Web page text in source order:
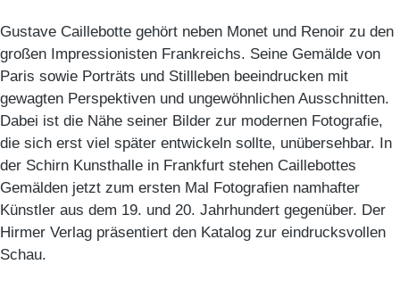
Gustave Caillebotte gehört neben Monet und Renoir zu den
großen Impressionisten Frankreichs. Seine Gemälde von
Paris sowie Porträts und Stillleben beeindrucken mit
gewagten Perspektiven und ungewöhnlichen Ausschnitten.
Dabei ist die Nähe seiner Bilder zur modernen Fotografie,
die sich erst viel später entwickeln sollte, unübersehbar. In
der Schirn Kunsthalle in Frankfurt stehen Caillebottes
Gemälden jetzt zum ersten Mal Fotografien namhafter
Künstler aus dem 19. und 20. Jahrhundert gegenüber. Der
Hirmer Verlag präsentiert den Katalog zur eindrucksvollen
Schau.